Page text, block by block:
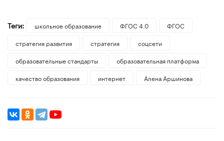
Теги: школьное образование ФГОС 4.0
ФГОС
стратегия развития
стратегия
соцсети
образовательные стандарты
образовательная платформа
качество образования
интернет Алена Аршинова